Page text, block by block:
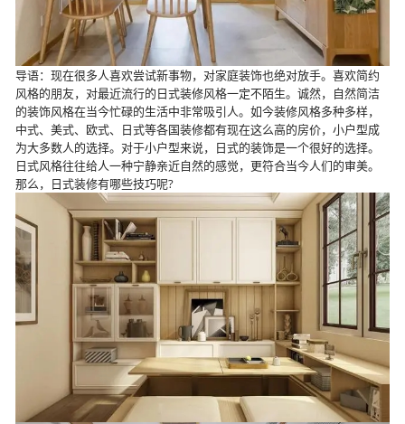
导语：现在很多人喜欢尝试新事物，对家庭装饰也绝对放手。喜欢简约
风格的朋友，对最近流行的日式装修风格一定不陌生。诚然，自然简洁
的装饰风格在当今忙碌的生活中非常吸引人。如今装修风格多种多样，
中式、美式、欧式、日式等各国装修都有现在这么高的房价，小户型成
为大多数人的选择。对于小户型来说，日式的装饰是一个很好的选择。
日式风格往往给人一种宁静亲近自然的感觉，更符合当今人们的审美。
那么，日式装修有哪些技巧呢?